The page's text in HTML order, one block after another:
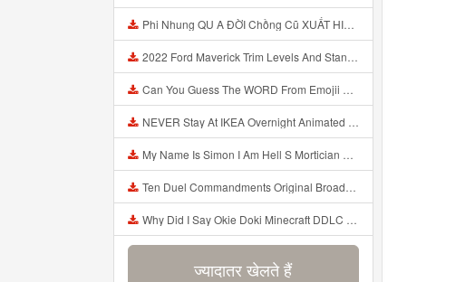
Phi Nhung QU A ĐỜI Chồng Cũ XUẤT HIỆN Khóc Hối Hận Vì Làm Điều KHỦNG KHIẾP Với Cô Mp3
2022 Ford Maverick Trim Levels And Standard Features Explained Mp3
Can You Guess The WORD From Emojii COMPOUND WORD EMOJII CHALLENGE 90 PEOPLE FAIL Guess Mp3
NEVER Stay At IKEA Overnight Animated SCP 3008 Horror Story Mp3
My Name Is Simon I Am Hell S Mortician And I Am Going To Kill God Creepypasta Mp3
Ten Duel Commandments Original Broadway Cast Of Hamilton Lyrics Mp3
Why Did I Say Okie Doki Minecraft DDLC Animated Music Video Song By The Stupendium Mp3
ज्यादातर खेलते हैं